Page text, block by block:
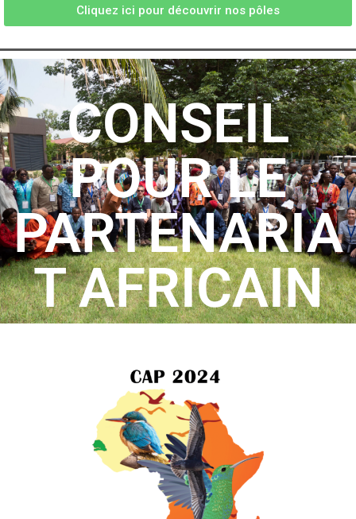
Cliquez ici pour découvrir nos pôles
CONSEIL
POUR LE
PARTENARIA
T AFRICAIN